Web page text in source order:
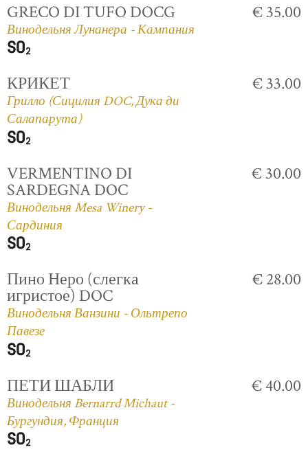
GRECO DI TUFO DOCG
Винодельня Лунанера - Кампания
€ 35.00
КРИКЕТ
Грилло (Сицилия DOC, Дука ди
Салапарута)
€ 33.00
VERMENTINO DI
SARDEGNA DOC
Винодельня Mesa Winery -
Сардиния
€ 30.00
Пино Неро (слегка
игристое) DOC
Винодельня Ванзини - Ольтрепо
Павезе
€ 28.00
ПЕТИ ШАБЛИ
Винодельня Bernarrd Michaut -
Бургундия, Франция
€ 40.00